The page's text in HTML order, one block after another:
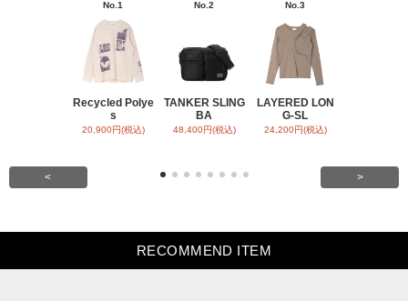
No.1
Recycled Polye
s
20,900円(税込)
No.2
TANKER SLING
BA
48,400円(税込)
No.3
LAYERED LON
G-SL
24,200円(税込)
< >
RECOMMEND ITEM